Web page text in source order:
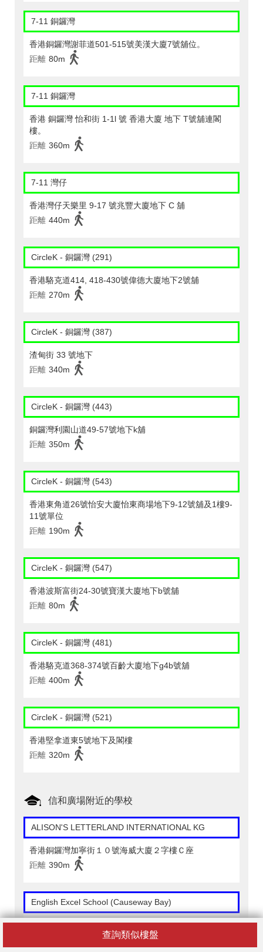
查詢類似樓盤
7-11 銅鑼灣
香港銅鑼灣謝菲道501-515號美漢大廈7號舖位。
距離 80m
7-11 銅鑼灣
香港 銅鑼灣 怡和街 1-1l 號 香港大廈 地下 T號舖連閣
樓。
距離 360m
7-11 灣仔
香港灣仔天樂里 9-17 號兆豐大廈地下 C 舖
距離 440m
CircleK - 銅鑼灣 (291)
香港駱克道414, 418-430號偉德大廈地下2號舖
距離 270m
CircleK - 銅鑼灣 (387)
渣甸街 33 號地下
距離 340m
CircleK - 銅鑼灣 (443)
銅鑼灣利園山道49-57號地下k舖
距離 350m
CircleK - 銅鑼灣 (543)
香港東角道26號怡安大廈怡東商場地下9-12號舖及1樓9-
11號單位
距離 190m
CircleK - 銅鑼灣 (547)
香港波斯富街24-30號寶漢大廈地下b號舖
距離 80m
CircleK - 銅鑼灣 (481)
香港駱克道368-374號百齡大廈地下g4b號舖
距離 400m
CircleK - 銅鑼灣 (521)
香港堅拿道東5號地下及閣樓
距離 320m
信和廣場附近的學校
ALISON'S LETTERLAND INTERNATIONAL KG
香港銅鑼灣加寧街１０號海威大廈２字樓Ｃ座
距離 390m
English Excel School (Causeway Bay)
Unit 401, 4/f, Cameron Commercial Centre 458-468
Hennessy Road Causeway Bay Hong Kong